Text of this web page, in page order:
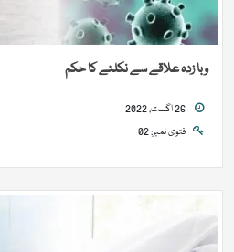
وبا زدہ علاقے سے نکلنے کا حکم
فتوی نمبر: 02